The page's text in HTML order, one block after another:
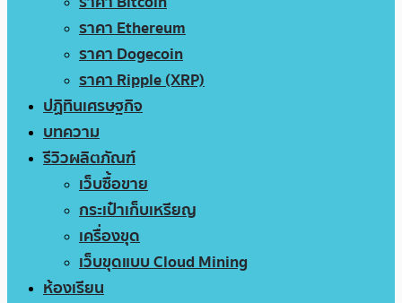
ราคา Ethereum
ราคา Dogecoin
ราคา Ripple (XRP)
ปฏิทินเศรษฐกิจ
บทความ
รีวิวผลิตภัณฑ์
เว็บซื้อขาย
กระเป๋าเก็บเหรียญ
เครื่องขุด
เว็บขุดแบบ Cloud Mining
ห้องเรียน